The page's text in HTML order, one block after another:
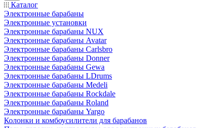
Каталог
Электронные барабаны
Электронные установки
Электронные барабаны NUX
Электронные барабаны Avatar
Электронные барабаны Carlsbro
Электронные барабаны Donner
Электронные барабаны Gewa
Электронные барабаны LDrums
Электронные барабаны Medeli
Электронные барабаны Rockdale
Электронные барабаны Roland
Электронные барабаны Yargo
Колонки и комбоусилители для барабанов